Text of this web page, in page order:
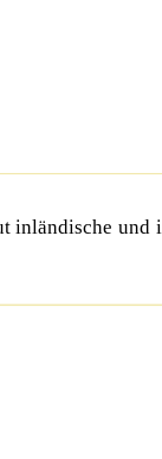
inländische und